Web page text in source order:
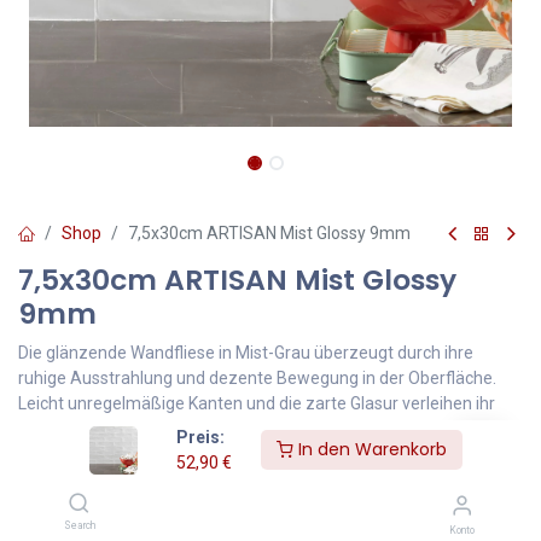
Preis:
52,90 €
In den Warenkorb
Search Konto
Shop 7,5x30cm ARTISAN Mist Glossy 9mm
7,5x30cm ARTISAN Mist Glossy
9mm
Die glänzende Wandfliese in Mist-Grau überzeugt durch ihre
ruhige Ausstrahlung und dezente Bewegung in der Oberfläche.
Leicht unregelmäßige Kanten und die zarte Glasur verleihen ihr
eine handgemachte Optik, die an traditionelle Keramik erinnert –
nur moderner interpretiert.
Ideal für Küchenrückwände, Bäder oder stilvolle Akzentwände. In
Kombination mit kräftigen Farben, Naturholz oder mattem